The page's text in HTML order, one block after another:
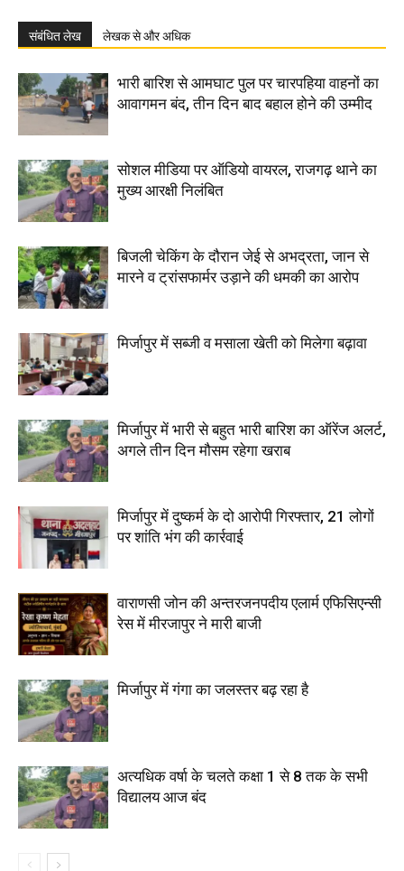
संबंधित लेख लेखक से और अधिक
भारी बारिश से आमघाट पुल पर चारपहिया वाहनों का
आवागमन बंद, तीन दिन बाद बहाल होने की उम्मीद
सोशल मीडिया पर ऑडियो वायरल, राजगढ़ थाने का
मुख्य आरक्षी निलंबित
बिजली चेकिंग के दौरान जेई से अभद्रता, जान से
मारने व ट्रांसफार्मर उड़ाने की धमकी का आरोप
मिर्जापुर में सब्जी व मसाला खेती को मिलेगा बढ़ावा
मिर्जापुर में भारी से बहुत भारी बारिश का ऑरेंज अलर्ट,
अगले तीन दिन मौसम रहेगा खराब
मिर्जापुर में दुष्कर्म के दो आरोपी गिरफ्तार, 21 लोगों
पर शांति भंग की कार्रवाई
वाराणसी जोन की अन्तरजनपदीय एलार्म एफिसिएन्सी
रेस में मीरजापुर ने मारी बाजी
मिर्जापुर में गंगा का जलस्तर बढ़ रहा है
अत्यधिक वर्षा के चलते कक्षा 1 से 8 तक के सभी
विद्यालय आज बंद